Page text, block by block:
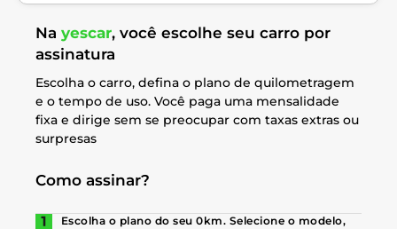
Na yescar, você escolhe seu carro por
assinatura
Escolha o carro, defina o plano de quilometragem
e o tempo de uso. Você paga uma mensalidade
fixa e dirige sem se preocupar com taxas extras ou
surpresas
Como assinar?
Escolha o plano do seu 0km. Selecione o modelo,